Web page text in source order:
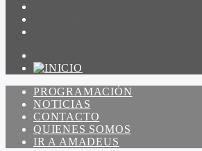
PROGRAMACIÓN
NOTICIAS
CONTACTO
QUIENES SOMOS
IR A AMADEUS